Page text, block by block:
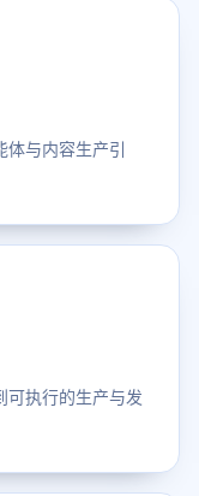
与内容生产引
可执行的生产与发